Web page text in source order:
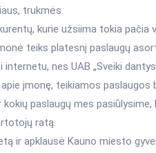
trukmės.
kurie užsiima tokia pačia
teiks platesnį paslaugų
nes UAB „Sveiki
įmonę, teikiamos paslaugos
paslaugų mes
ratą.
ir apklausė Kauno miesto